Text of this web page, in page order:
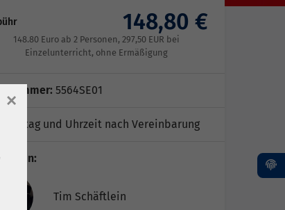
148,80 €
148.80 Euro ab 2 Personen, 297,50 EUR bei
Einzelunterricht, ohne Ermäßigung
5564SE01
und Uhrzeit nach Vereinbarung
Tim Schäftlein
×